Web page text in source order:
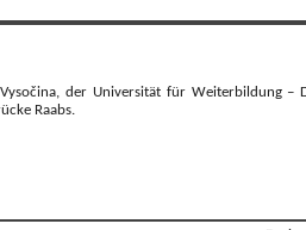
der Universität für Weiterbildung –
Raabs.